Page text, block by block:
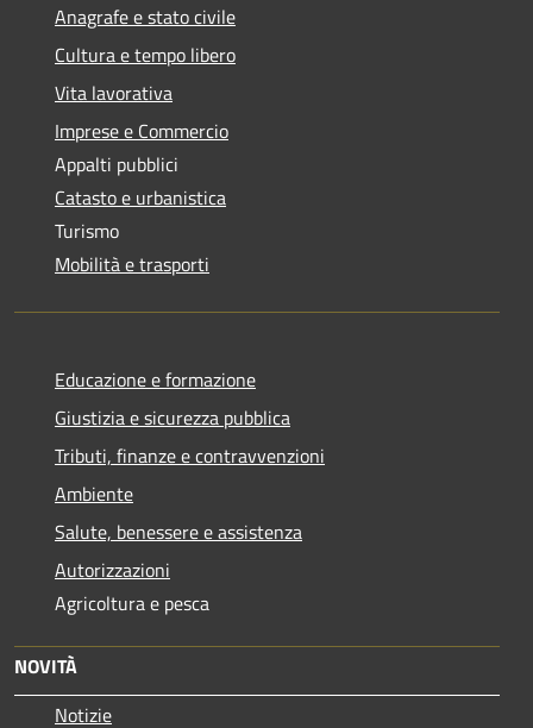
Anagrafe e stato civile
Cultura e tempo libero
Vita lavorativa
Imprese e Commercio
Appalti pubblici
Catasto e urbanistica
Turismo
Mobilità e trasporti
Educazione e formazione
Giustizia e sicurezza pubblica
Tributi, finanze e contravvenzioni
Ambiente
Salute, benessere e assistenza
Autorizzazioni
Agricoltura e pesca
NOVITÀ
Notizie